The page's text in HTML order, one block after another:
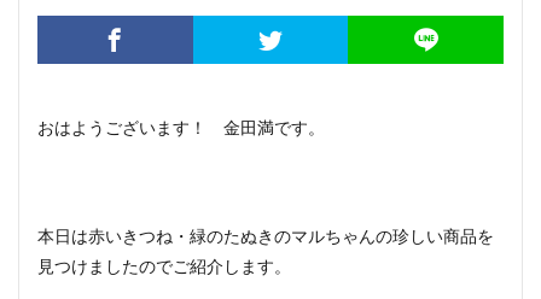
おはようございます！ 金田満です。
本日は赤いきつね・緑のたぬきのマルちゃんの珍しい商品を
見つけましたのでご紹介します。